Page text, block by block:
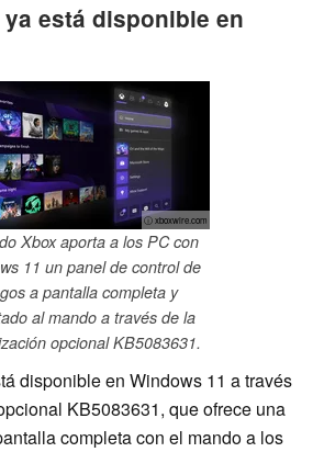
está disponible en
ⓘ xboxwire.com
Xbox aporta a los PC con
11 un panel de control de
a pantalla completa y
al mando a través de la
opcional KB5083631.
disponible en Windows 11 a través
KB5083631, que ofrece una
completa con el mando a los